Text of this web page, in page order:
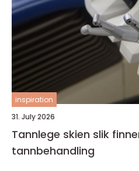
inspiration
31. July 2026
Tannlege skien slik finner du trygg og god
tannbehandling